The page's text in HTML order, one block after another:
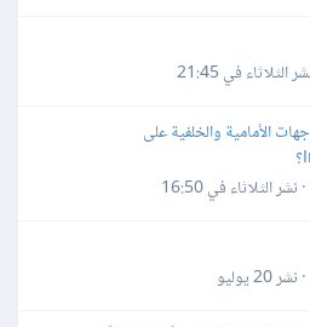
الثلاثاء في 21:45
الأمامية والخلفية على
الثلاثاء في 16:50
20 يوليو